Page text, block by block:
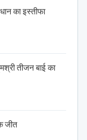
का इस्तीफा
तीजन बाई का
जीत